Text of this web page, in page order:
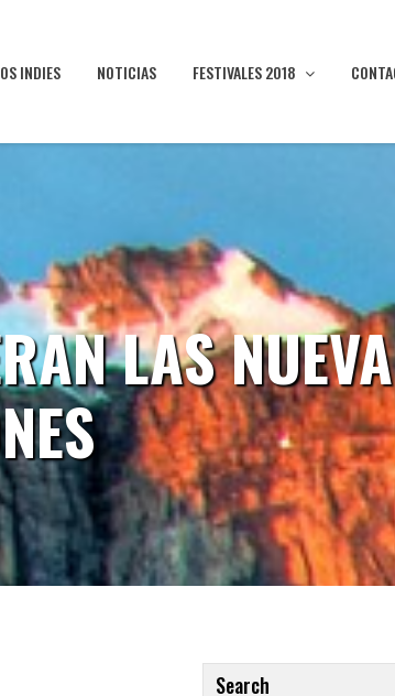
INDIES NOTICIAS FESTIVALES 2018
LAS
Search